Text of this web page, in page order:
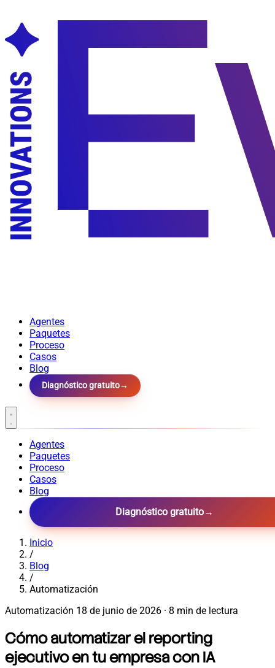
Agentes
Paquetes
Proceso
Casos
Blog
Diagnóstico gratuito→
Agentes
Paquetes
Proceso
Casos
Blog
Diagnóstico gratuito→
Inicio
/
Blog
/
Automatización
Automatización 18 de junio de 2026 · 8 min de lectura
Cómo automatizar el reporting
ejecutivo en tu empresa con IA